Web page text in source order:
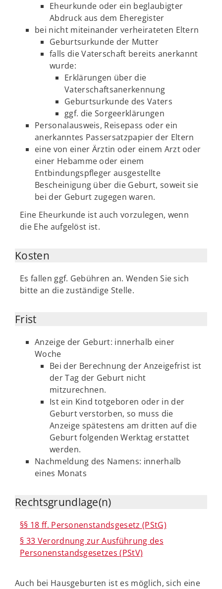
Eheurkunde oder ein beglaubigter
Abdruck aus dem Eheregister
bei nicht miteinander verheirateten Eltern
Geburtsurkunde der Mutter
falls die Vaterschaft bereits anerkannt
wurde:
Erklärungen über die
Vaterschaftsanerkennung
Geburtsurkunde des Vaters
ggf. die Sorgeerklärungen
Personalausweis, Reisepass oder ein
anerkanntes Passersatzpapier der Eltern
eine von einer Ärztin oder einem Arzt oder
einer Hebamme oder einem
Entbindungspfleger ausgestellte
Bescheinigung über die Geburt, soweit sie
bei der Geburt zugegen waren.
Eine Eheurkunde ist auch vorzulegen, wenn
die Ehe aufgelöst ist.
Kosten
Es fallen ggf. Gebühren an. Wenden Sie sich
bitte an die zuständige Stelle.
Frist
Anzeige der Geburt: innerhalb einer
Woche
Bei der Berechnung der Anzeigefrist ist
der Tag der Geburt nicht
mitzurechnen.
Ist ein Kind totgeboren oder in der
Geburt verstorben, so muss die
Anzeige spätestens am dritten auf die
Geburt folgenden Werktag erstattet
werden.
Nachmeldung des Namens: innerhalb
eines Monats
Rechtsgrundlage(n)
§§ 18 ff. Personenstandsgesetz (PStG)
§ 33 Verordnung zur Ausführung des
Personenstandsgesetzes (PStV)
Auch bei Hausgeburten ist es möglich, sich eine